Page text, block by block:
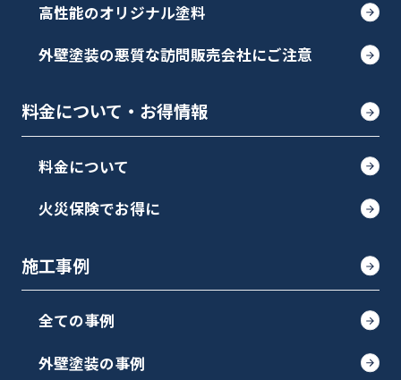
高性能のオリジナル塗料
外壁塗装の悪質な訪問販売会社にご注意
料金について・お得情報
料金について
火災保険でお得に
施工事例
全ての事例
外壁塗装の事例